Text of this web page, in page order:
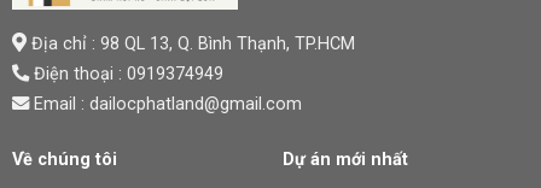
Địa chỉ : 98 QL 13, Q. Bình Thạnh, TP.HCM
Điện thoại : 0919374949
Email : dailocphatland@gmail.com
Về chúng tôi
Dự án mới nhất